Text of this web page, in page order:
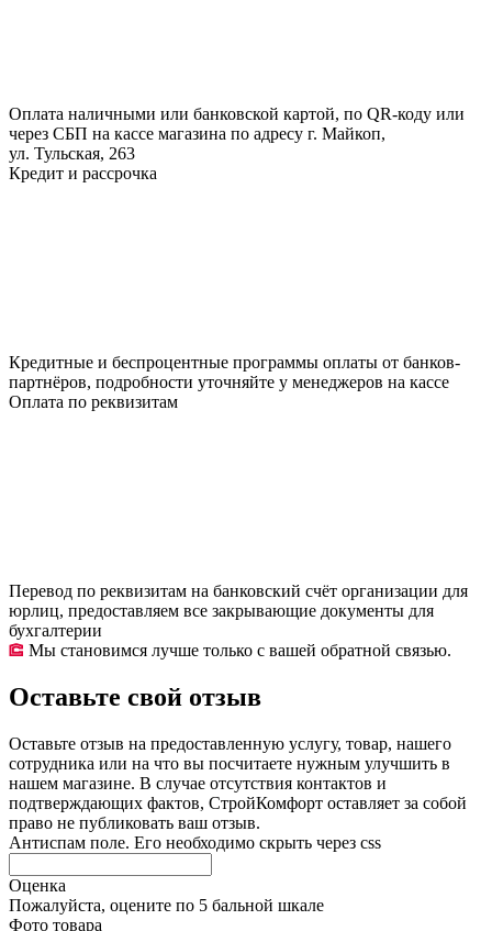
Оплата наличными или банковской картой, по QR-коду или
через СБП на кассе магазина по адресу г. Майкоп,
ул. Тульская, 263
Кредит и рассрочка
Кредитные и беспроцентные программы оплаты от банков-
партнёров, подробности уточняйте у менеджеров на кассе
Оплата по реквизитам
Перевод по реквизитам на банковский счёт организации для
юрлиц, предоставляем все закрывающие документы для
бухгалтерии
Мы становимся лучше только с вашей обратной связью.
Оставьте свой отзыв
Оставьте отзыв на предоставленную услугу, товар, нашего
сотрудника или на что вы посчитаете нужным улучшить в
нашем магазине. В случае отсутствия контактов и
подтверждающих фактов, СтройКомфорт оставляет за собой
право не публиковать ваш отзыв.
Антиспам поле. Его необходимо скрыть через css
Оценка
Пожалуйста, оцените по 5 бальной шкале
Фото товара